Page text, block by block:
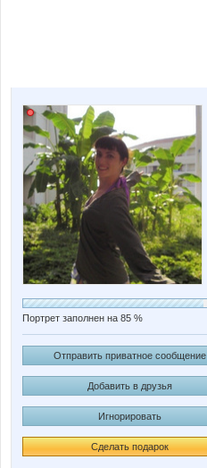
Портрет заполнен на 85 %
Отправить приватное сообщение
Добавить в друзья
Игнорировать
Сделать подарок